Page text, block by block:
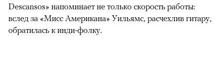
Descansos» напоминает не только скорость работы:
вслед за «Мисс Американа» Уильямс, расчехлив гитару,
обратилась к инди-фолку.